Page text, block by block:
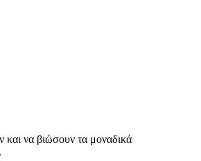
και να βιώσουν τα μοναδικά